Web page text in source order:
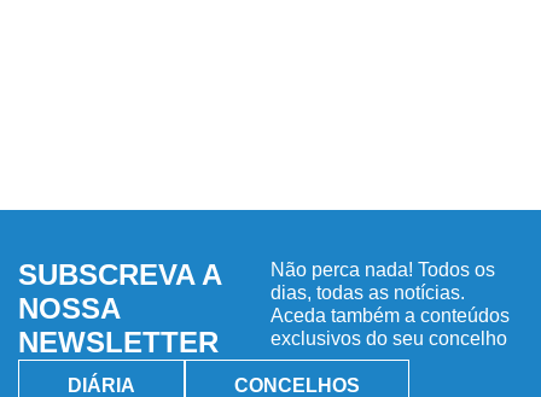
SUBSCREVA A
NOSSA
NEWSLETTER
Não perca nada! Todos os
dias, todas as notícias.
Aceda também a conteúdos
exclusivos do seu concelho
DIÁRIA CONCELHOS